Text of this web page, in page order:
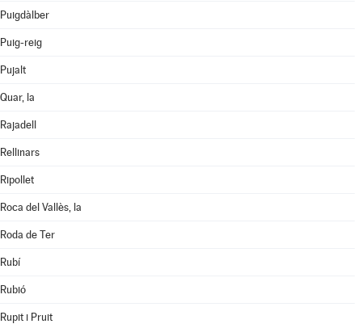
Puigdàlber
Puig-reig
Pujalt
Quar, la
Rajadell
Rellinars
Ripollet
Roca del Vallès, la
Roda de Ter
Rubí
Rubió
Rupit i Pruit